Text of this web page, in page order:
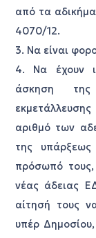
από τα
4070/12.
3. Να είναι
4. Να έχουν
άσκηση της
αριθμό των
της υπάρξεως
πρόσωπό τους,
νέας άδειας
αίτησή τους
υπέρ